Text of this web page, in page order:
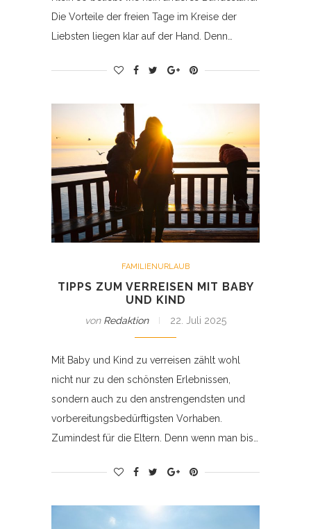
Die Vorteile der freien Tage im Kreise der
Liebsten liegen klar auf der Hand. Denn…
FAMILIENURLAUB
TIPPS ZUM VERREISEN MIT BABY
UND KIND
von Redaktion 22. Juli 2025
Mit Baby und Kind zu verreisen zählt wohl
nicht nur zu den schönsten Erlebnissen,
sondern auch zu den anstrengendsten und
vorbereitungsbedürftigsten Vorhaben.
Zumindest für die Eltern. Denn wenn man bis…